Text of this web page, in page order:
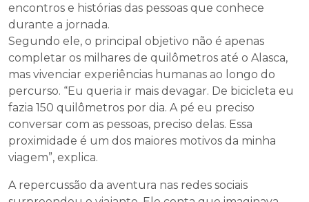
encontros e histórias das pessoas que conhece
durante a jornada.
Segundo ele, o principal objetivo não é apenas
completar os milhares de quilômetros até o Alasca,
mas vivenciar experiências humanas ao longo do
percurso. “Eu queria ir mais devagar. De bicicleta eu
fazia 150 quilômetros por dia. A pé eu preciso
conversar com as pessoas, preciso delas. Essa
proximidade é um dos maiores motivos da minha
viagem”, explica.
A repercussão da aventura nas redes sociais